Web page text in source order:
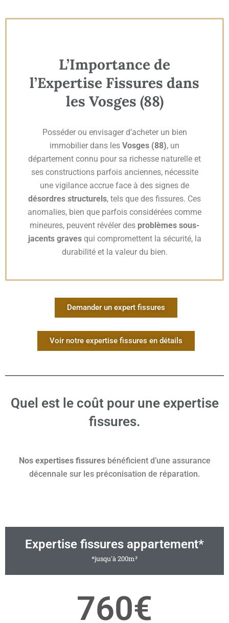
L’Importance de
l’Expertise Fissures dans
les Vosges (88)
Posséder ou envisager d’acheter un bien
immobilier dans les Vosges (88), un
département connu pour sa richesse naturelle et
ses constructions parfois anciennes, nécessite
une vigilance accrue face à des signes de
désordres structurels, tels que des fissures. Ces
anomalies, bien que parfois considérées comme
mineures, peuvent révéler des problèmes sous-
jacents gravesqui compromettent la sécurité, la
durabilité et la valeur du bien.
Demander un expert fissures
Voir notre expertise fissures en détails
Quel est le coût pour une expertise
fissures.
Nos expertises fissuresbénéficient d’une assurance
décennale sur les préconisation de réparation.
Expertise fissures appartement*
*jusqu'à 200m²
760€